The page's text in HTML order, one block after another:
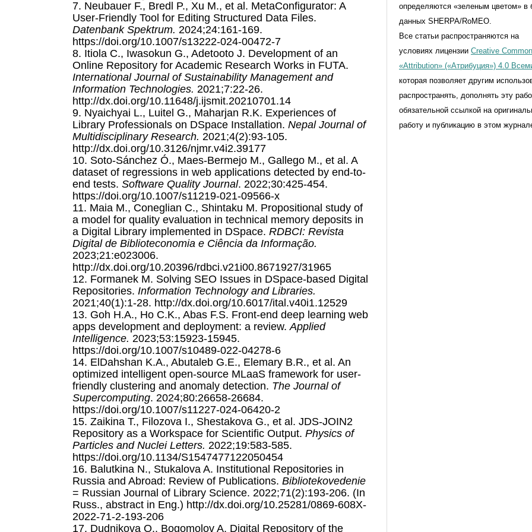
7. Neubauer F., Bredl P., Xu M., et al. MetaConfigurator: A
User-Friendly Tool for Editing Structured Data Files.
Datenbank Spektrum. 2024;24:161-169.
https://doi.org/10.1007/s13222-024-00472-7
8. Itiola C., Iwasokun G., Adetooto J. Development of an
Online Repository for Academic Research Works in FUTA.
International Journal of Sustainability Management and
Information Technologies. 2021;7:22-26.
http://dx.doi.org/10.11648/j.ijsmit.20210701.14
9. Nyaichyai L., Luitel G., Maharjan R.K. Experiences of
Library Professionals on DSpace Installation. Nepal Journal of
Multidisciplinary Research. 2021;4(2):93-105.
http://dx.doi.org/10.3126/njmr.v4i2.39177
10. Soto-Sánchez Ó., Maes-Bermejo M., Gallego M., et al. A
dataset of regressions in web applications detected by end-to-
end tests. Software Quality Journal. 2022;30:425-454.
https://doi.org/10.1007/s11219-021-09566-x
11. Maia M., Coneglian C., Shintaku M. Propositional study of
a model for quality evaluation in technical memory deposits in
a Digital Library implemented in DSpace. RDBCI: Revista
Digital de Biblioteconomia e Ciência da Informação.
2023;21:e023006.
http://dx.doi.org/10.20396/rdbci.v21i00.8671927/31965
12. Formanek M. Solving SEO Issues in DSpace-based Digital
Repositories. Information Technology and Libraries.
2021;40(1):1-28. http://dx.doi.org/10.6017/ital.v40i1.12529
13. Goh H.A., Ho C.K., Abas F.S. Front-end deep learning web
apps development and deployment: a review. Applied
Intelligence. 2023;53:15923-15945.
https://doi.org/10.1007/s10489-022-04278-6
14. ElDahshan K.A., Abutaleb G.E., Elemary B.R., et al. An
optimized intelligent open-source MLaaS framework for user-
friendly clustering and anomaly detection. The Journal of
Supercomputing. 2024;80:26658-26684.
https://doi.org/10.1007/s11227-024-06420-2
15. Zaikina T., Filozova I., Shestakova G., et al. JDS-JOIN2
Repository as a Workspace for Scientific Output. Physics of
Particles and Nuclei Letters. 2022;19:583-585.
https://doi.org/10.1134/S1547477122050454
16. Balutkina N., Stukalova A. Institutional Repositories in
Russia and Abroad: Review of Publications. Bibliotekovedenie
= Russian Journal of Library Science. 2022;71(2):193-206. (In
Russ., abstract in Eng.) http://dx.doi.org/10.25281/0869-608X-
2022-71-2-193-206
17. Dudnikova O., Bogomolov A. Digital Repository of the
определяются «зеленым цветом» в
данных SHERPA/RoMEO.
Все статьи распространяются на
условиях лицензии Creative
«Attribution» («Атрибуция») 4.0
которая позволяет другим
распространять, дополнять эту
обязательной ссылкой на
работу и публикацию в этом